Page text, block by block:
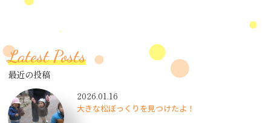
Latest Posts
最近の投稿
2026.01.16
大きな松ぼっくりを見つけたよ！